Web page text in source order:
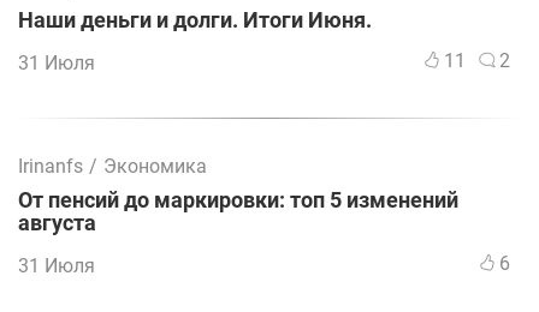
Наши деньги и долги. Итоги Июня.
31 Июля 11 2
Irinanfs / Экономика
От пенсий до маркировки: топ 5 изменений
августа
31 Июля 6